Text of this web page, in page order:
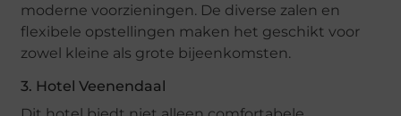
moderne voorzieningen. De diverse zalen en
flexibele opstellingen maken het geschikt voor
zowel kleine als grote bijeenkomsten.
3. Hotel Veenendaal